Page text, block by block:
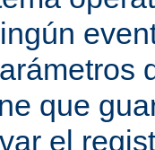
que
el